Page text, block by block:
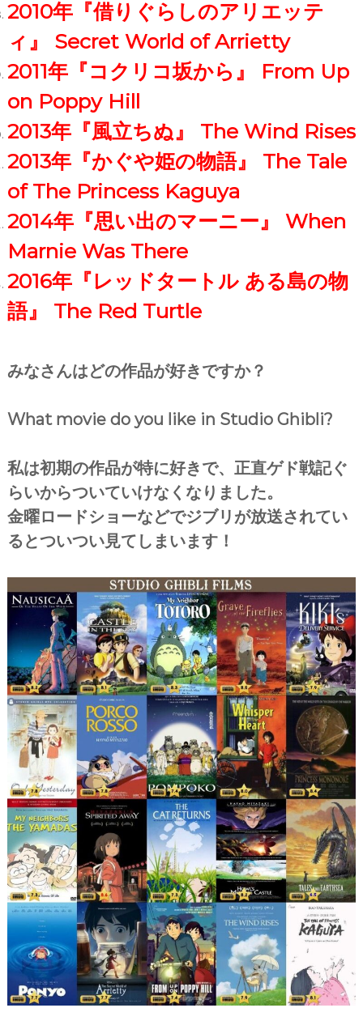
2010年『借りぐらしのアリエッテ
ィ』 Secret World of Arrietty
2011年『コクリコ坂から』 From Up
on Poppy Hill
2013年『風立ちぬ』 The Wind Rises
2013年『かぐや姫の物語』 The Tale
of The Princess Kaguya
2014年『思い出のマーニー』 When
Marnie Was There
2016年『レッドタートル ある島の物
語』 The Red Turtle
みなさんはどの作品が好きですか？
What movie do you like in Studio Ghibli?
私は初期の作品が特に好きで、正直ゲド戦記ぐ
らいからついていけなくなりました。
金曜ロードショーなどでジブリが放送されてい
るとついつい見てしまいます！